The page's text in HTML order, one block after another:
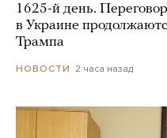
1625-й день.
в Украине
Трампа
НОВОСТИ 2 часа назад